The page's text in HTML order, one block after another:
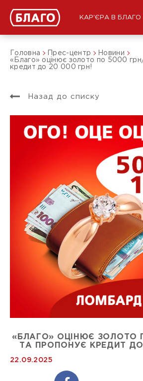
КАР'ЄРА В БЛАГО
Головна Прес-центр
Новини
«Благо» оцінює золото по 5000
кредит до 20 000 грн!
Назад до списку
«БЛАГО» ОЦІНЮЄ ЗОЛОТО
ТА ПРОПОНУЄ КРЕДИТ ДО
22.09.2025